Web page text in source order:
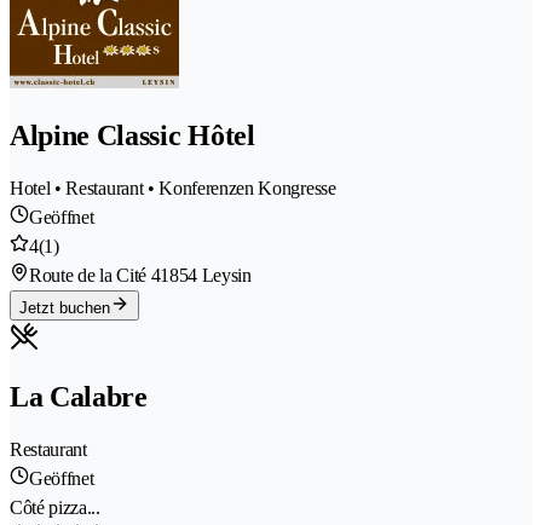
Alpine Classic Hôtel
Hotel • Restaurant • Konferenzen Kongresse
Geöffnet
4(1)
Route de la Cité 41854 Leysin
Jetzt buchen
La Calabre
Restaurant
Geöffnet
Côté pizza...